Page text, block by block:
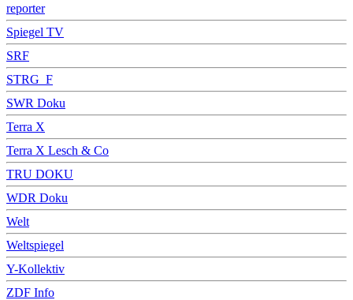
reporter
Spiegel TV
SRF
STRG_F
SWR Doku
Terra X
Terra X Lesch & Co
TRU DOKU
WDR Doku
Welt
Weltspiegel
Y-Kollektiv
ZDF Info